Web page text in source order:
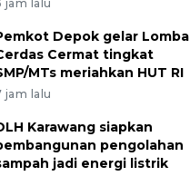
jam lalu
Depok gelar Lomba
Cermat tingkat
MTs meriahkan HUT RI
jam lalu
Karawang siapkan
pengolahan
jadi energi listrik